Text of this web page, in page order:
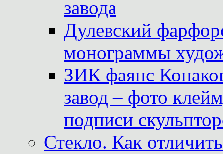
завода
Дулевский
монограммы
ЗИК фаянс
завод – фото
подписи
Стекло. Как